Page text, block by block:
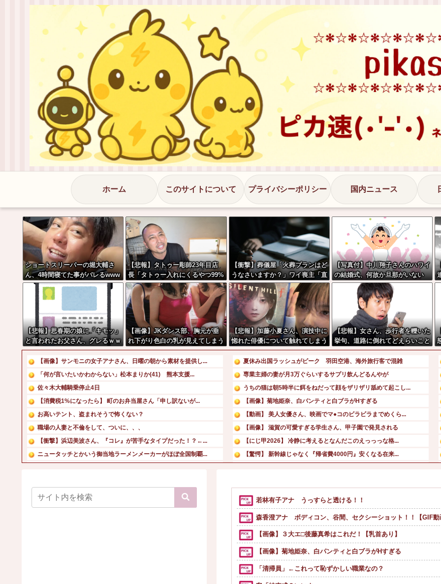
ホーム このサイトについて プライバシーポリシー 国内ニュース
ショートスリーパーの堀大輔さ
ん、4時間寝てた事がバレるwww
ww
【悲報】タトゥー彫師23年目店
長「タトゥー入れにくるやつ99%
バカです」
【衝撃】葬儀屋「火葬プランはど
うなさいますか？」ワイ喪主「直
葬で(即答)」→結果ァw w w w w
w w w w w
【写真付】中川翔子さんのハワイ
の結婚式、何故か旦那がいない
【悲報】思春期の娘に「キモッ」
と言われたお父さん、グレるｗｗ
ｗｗｗｗｗ
【画像】JKダンス部、胸元が垂
れ下がり色白の乳が見えてしまう
【悲報】加藤小夏さん、演技中に
惚れた俳優について触れてしまう
【悲報】女さん、歩行者を轢いた
挙句、道路に倒れてどえらいこと
になってしまうw w w w w w w
【画像】サンモニの女子アナさん、日曜の朝から素材を提供し...
「何が言いたいかわからない」松本まりか(41) 熊本支援...
佐々木大輔騎乗停止4日
【消費税1%になったら】 町のお弁当屋さん「申し訳ないが...
お高いテント、盗まれそうで怖くない？
職場の人妻と不倫をして、ついに、、、
【衝撃】浜辺美波さん、『コレ』が苦手なタイプだった！？←...
ニュータッチとかいう御当地ラーメンメーカーがほぼ全国制覇...
【動画】最近のAKB48、容姿レベルが高すぎるｗ
森下千里議員、「森下」で検索されると大量にエッチな画像が...
夏休み出国ラッシュがピーク 羽田空港、海外旅行客で混雑
専業主婦の妻が月3万ぐらいするサプリ飲んどるんやが
うちの猫は朝5時半に餌をねだって顔をザリザリ舐めて起こし...
【画像】菊地姫奈、白パンティと白ブラがHすぎる
【動画】 美人女優さん、映画でマ●コのビラビラまでめくら...
【画像】 滋賀の可愛すぎる学生さん、甲子園で発見される
【にじ甲2026】 冷静に考えるとなんだこのえっっっな格...
【驚愕】 新幹線じゃなく『帰省費4000円』安くなる在来...
音楽の「バンド」って意味あるんか？
【朗報】土居楓奏、松屋で定食を食べる ⇒ 小野田紗栞「意...
若林有子アナ うっすらと透ける！！
森香澄アナ ボディコン、谷間、セクシーショット！！【GIF動
【画像】３大エ□後藤真希はこれだ！【乳首あり】
【画像】菊地姫奈、白パンティと白ブラがHすぎる
「清掃員」←これって恥ずかしい職業なの？